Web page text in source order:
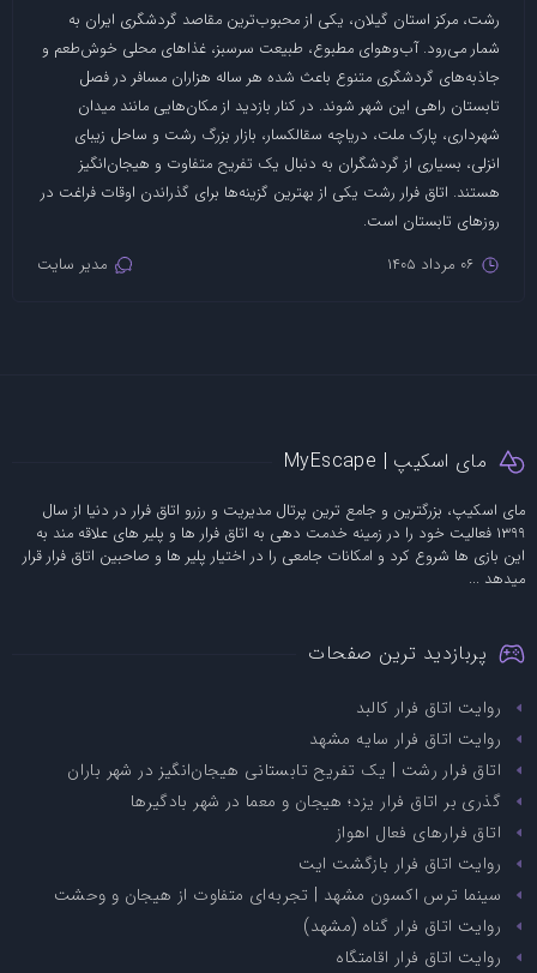
رشت، مرکز استان گیلان، یکی از محبوب‌ترین مقاصد گردشگری ایران به
شمار می‌رود. آب‌وهوای مطبوع، طبیعت سرسبز، غذاهای محلی خوش‌طعم و
جاذبه‌های گردشگری متنوع باعث شده هر ساله هزاران مسافر در فصل
تابستان راهی این شهر شوند. در کنار بازدید از مکان‌هایی مانند میدان
شهرداری، پارک ملت، دریاچه سقالکسار، بازار بزرگ رشت و ساحل زیبای
انزلی، بسیاری از گردشگران به دنبال یک تفریح متفاوت و هیجان‌انگیز
هستند. اتاق فرار رشت یکی از بهترین گزینه‌ها برای گذراندن اوقات فراغت در
روزهای تابستان است.
06 مرداد 1405 مدیر سایت
مای اسکیپ | MyEscape
مای اسکیپ، بزرگترین و جامع ترین پرتال مدیریت و رزرو اتاق فرار در دنیا از سال
1399 فعالیت خود را در زمینه خدمت دهی به اتاق فرار ها و پلیر های علاقه مند به
این بازی ها شروع کرد و امکانات جامعی را در اختیار پلیر ها و صاحبین اتاق فرار قرار
میدهد ...
پربازدید ترین صفحات
روایت اتاق فرار کالبد
روایت اتاق فرار سایه مشهد
اتاق فرار رشت | یک تفریح تابستانی هیجان‌انگیز در شهر باران
گذری بر اتاق فرار یزد؛ هیجان و معما در شهر بادگیرها
اتاق فرارهای فعال اهواز
روایت اتاق فرار بازگشت ایت
سینما ترس اکسون مشهد | تجربه‌ای متفاوت از هیجان و وحشت
روایت اتاق فرار گناه (مشهد)
روایت اتاق فرار اقامتگاه